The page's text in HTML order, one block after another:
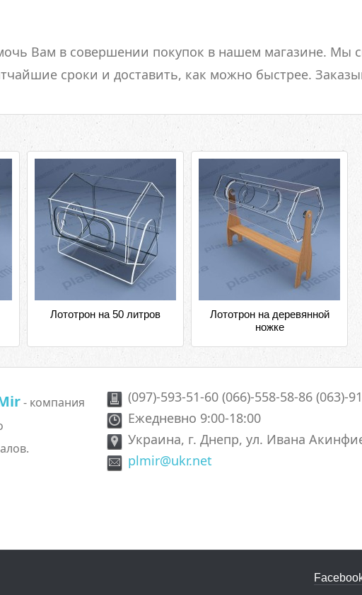
Вам в совершении покупок в нашем магазине. Мы
сроки и доставить, как можно быстрее.
Лототрон на 50 литров
Лототрон на деревянной
ножке
- компания
(097)-593-51-60 (066)-558-58-86 (063)-
Ежедневно 9:00-18:00
Украина, г. Днепр, ул. Ивана
plmir@ukr.net